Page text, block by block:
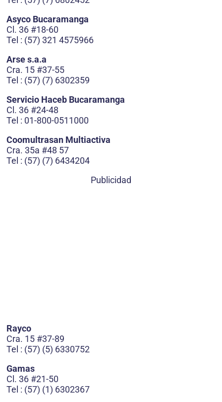
Asyco Bucaramanga
Cl. 36 #18-60
Tel : (57) 321 4575966
Arse s.a.a
Cra. 15 #37-55
Tel : (57) (7) 6302359
Servicio Haceb Bucaramanga
Cl. 36 #24-48
Tel : 01-800-0511000
Coomultrasan Multiactiva
Cra. 35a #48 57
Tel : (57) (7) 6434204
Publicidad
Rayco
Cra. 15 #37-89
Tel : (57) (5) 6330752
Gamas
Cl. 36 #21-50
Tel : (57) (1) 6302367